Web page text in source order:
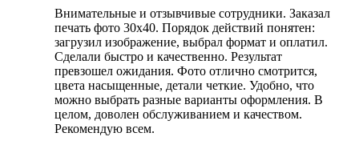
Внимательные и отзывчивые сотрудники. Заказал
печать фото 30х40. Порядок действий понятен:
загрузил изображение, выбрал формат и оплатил.
Сделали быстро и качественно. Результат
превзошел ожидания. Фото отлично смотрится,
цвета насыщенные, детали четкие. Удобно, что
можно выбрать разные варианты оформления. В
целом, доволен обслуживанием и качеством.
Рекомендую всем.